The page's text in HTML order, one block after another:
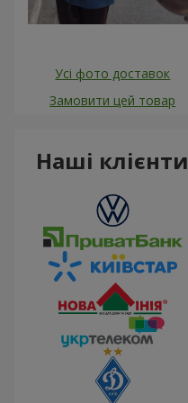
Усі фото доставок
Замовити цей товар
Наші клієнти